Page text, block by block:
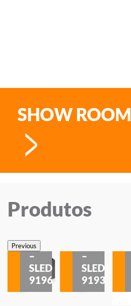
SHOW ROOM
Produtos
PreviousSobrepor
–
SLED
9196
–
SLED
9193